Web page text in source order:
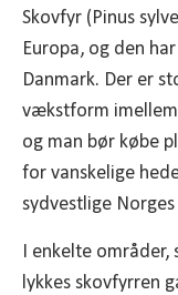
Skovfyr (Pinus
Europa, og den
Danmark. Der er
vækstform
og man bør købe
for vanskelige
sydvestlige Norges
I enkelte
lykkes skovfyrren